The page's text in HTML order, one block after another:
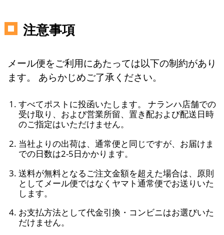
注意事項
メール便をご利用にあたっては以下の制約があり
ます。 あらかじめご了承ください。
すべてポストに投函いたします。 ナランハ店舗での
受け取り、および営業所留、置き配および配送日時
のご指定はいただけません。
当社よりの出荷は、通常便と同じですが、お届けま
での日数は2-5日かかります。
送料が無料となるご注文金額を超えた場合は、原則
としてメール便ではなくヤマト通常便でお送りいた
します。
お支払方法として代金引換・コンビニはお選びいた
だけません。